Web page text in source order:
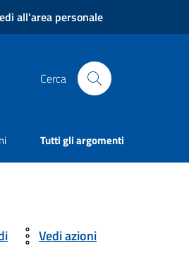
all'area personale
Cerca
Tutti gli argomenti
Vedi azioni